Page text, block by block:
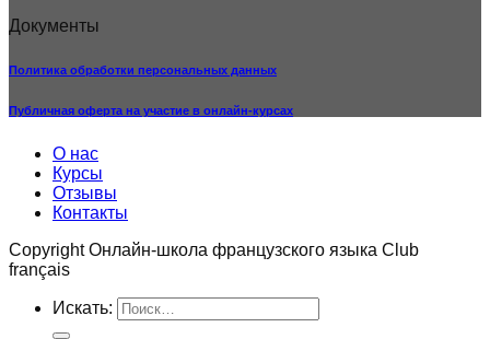
Документы
Политика обработки персональных данных
Публичная оферта на участие в онлайн-курсах
О нас
Курсы
Отзывы
Контакты
Copyright Онлайн-школа французского языка Club
français
Искать: